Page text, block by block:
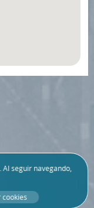
seguir navegando,
cookies